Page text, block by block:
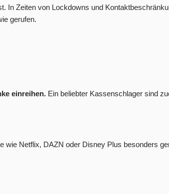
In Zeiten von Lockdowns und
gerufen.
einreihen. Ein beliebter Kassenschlager sind
Netflix, DAZN oder Disney Plus besonders